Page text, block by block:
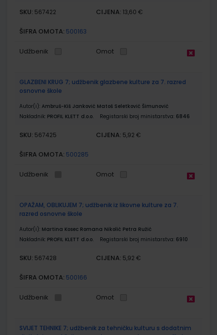
SKU: 567422 CIJENA: 13,60 €
ŠIFRA OMOTA: 500163
Udžbenik Omot
GLAZBENI KRUG 7; udžbenik glazbene kulture za 7. razred
osnovne škole
Autor(i): Ambruš-Kiš Janković Matoš Seletković Šimunović
Nakladnik: PROFIL KLETT d.o.o. Registarski broj ministarstva: 6846
SKU: 567425 CIJENA: 5,92 €
ŠIFRA OMOTA: 500285
Udžbenik Omot
OPAŽAM, OBLIKUJEM 7; udžbenik iz likovne kulture za 7.
razred osnovne škole
Autor(i): Martina Kosec Romana Nikolić Petra Ružić
Nakladnik: PROFIL KLETT d.o.o. Registarski broj ministarstva: 6910
SKU: 567428 CIJENA: 5,92 €
ŠIFRA OMOTA: 500166
Udžbenik Omot
SVIJET TEHNIKE 7; udžbenik za tehničku kulturu s dodatnim